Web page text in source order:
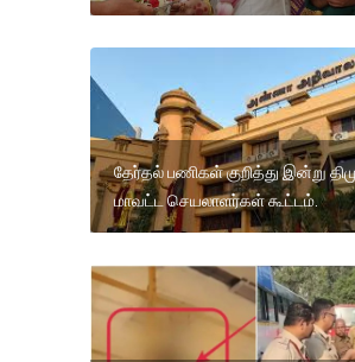
தேர்தல் பணிகள் குறித்து இன்று
மாவட்ட செயலாளர்கள் கூட்டம்.